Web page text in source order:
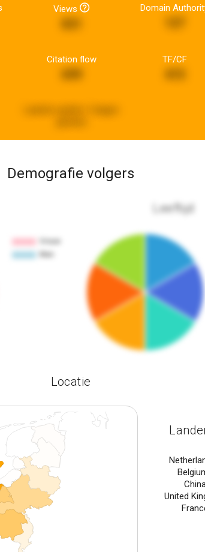
Views Domain
Citation flow TF/CF
Demografie volgers
Leeftijd
Locatie
United